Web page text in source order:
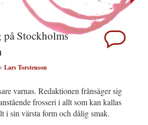
Stockholms
Lars Torstenson
varnas. Redaktionen frånsäger sig
frosseri i allt som kan kallas
i sin värsta form och dålig smak.